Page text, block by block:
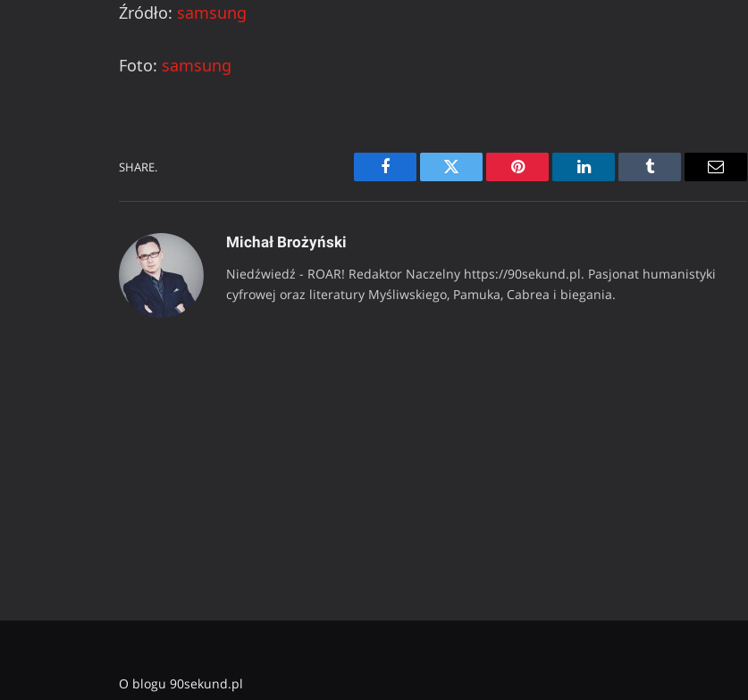
Źródło: samsung
Foto: samsung
SHARE.
Facebook Twitter Pinterest LinkedIn Tumblr Email
Michał Brożyński
Niedźwiedź - ROAR! Redaktor Naczelny https://90sekund.pl. Pasjonat humanistyki
cyfrowej oraz literatury Myśliwskiego, Pamuka, Cabrea i biegania.
O blogu 90sekund.pl